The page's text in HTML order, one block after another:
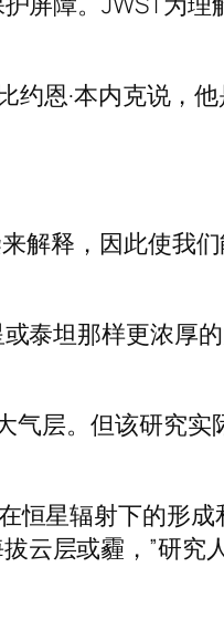
约恩·本内克说，
解释，因此使我
泰坦那样更浓厚
气层。但该研究实
恒星辐射下的形成
云层或霾，”研究